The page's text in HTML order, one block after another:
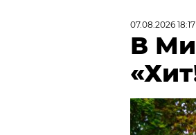
07.08.2026 18:17
В